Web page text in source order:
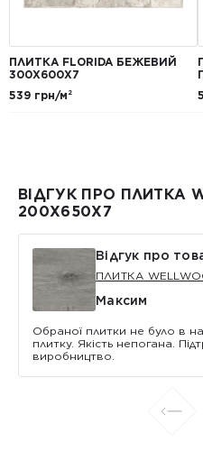
ПЛИТКА FLORIDA БЕЖЕВИЙ
300Х600Х7
539 грн/м²
ВІДГУК ПРО ПЛИТКА
200X650X7
Відгук про
ПЛИТКА
Максим
Обраної плитки не було в
плитку. Якість непогана.
виробництво.